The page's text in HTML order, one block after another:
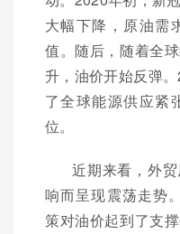
大幅下降，原油需
值。随后，随着全
升，油价开始反弹
了全球能源供应紧
位。
近期来看，外
响而呈现震荡走势
策对油价起到了支